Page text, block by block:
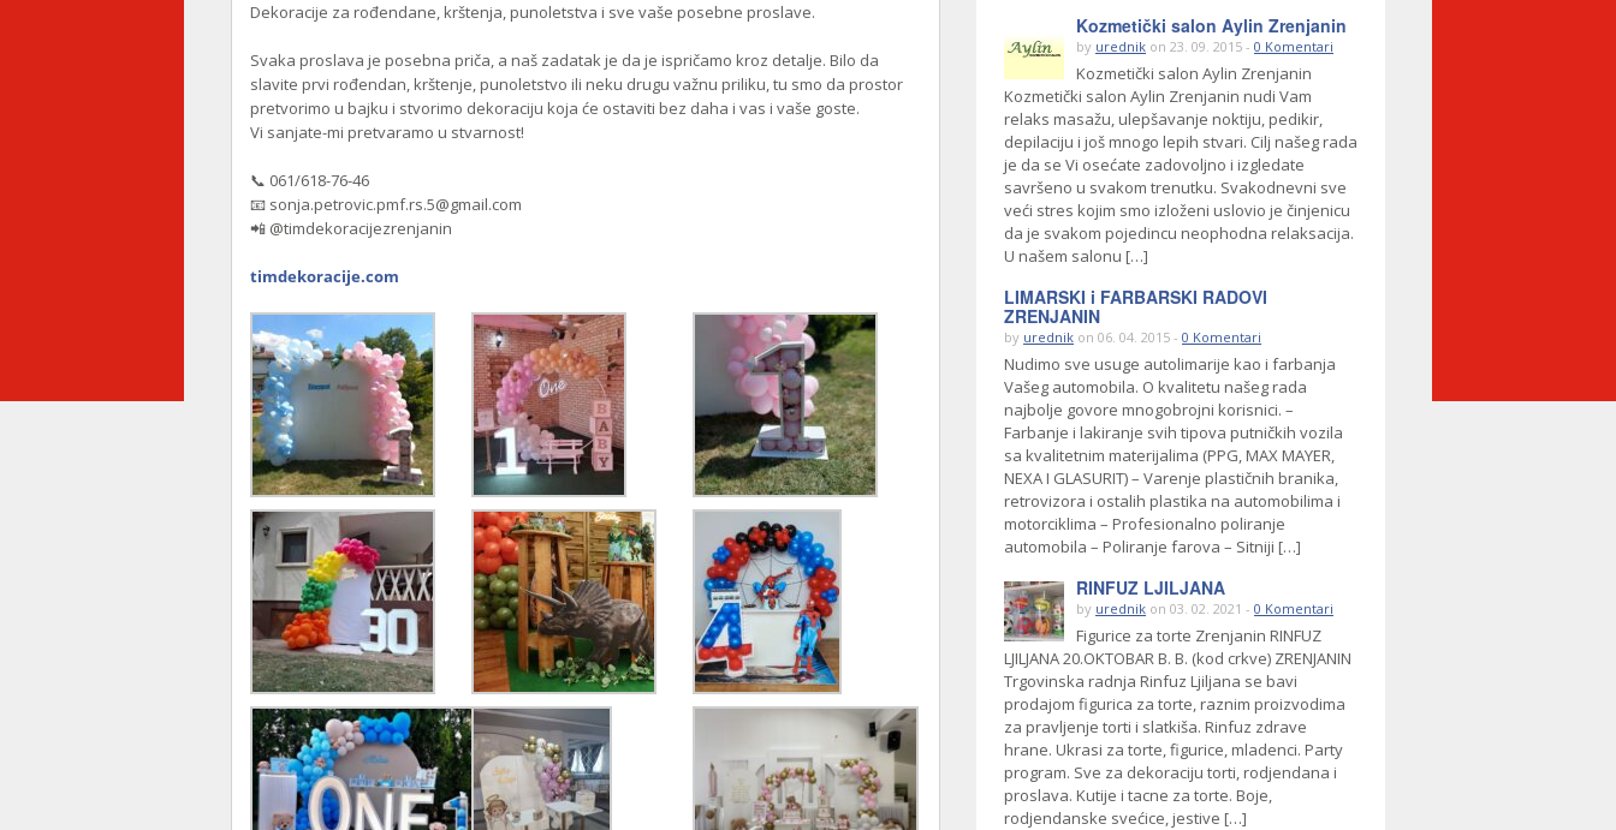
Dekoracije za rođendane, krštenja, punoletstva i sve vaše posebne proslave.
Svaka proslava je posebna priča, a naš zadatak je da je ispričamo kroz detalje. Bilo da
slavite prvi rođendan, krštenje, punoletstvo ili neku drugu važnu priliku, tu smo da prostor
pretvorimo u bajku i stvorimo dekoraciju koja će ostaviti bez daha i vas i vaše goste.
Vi sanjate-mi pretvaramo u stvarnost!
📞 061/618-76-46
📧 sonja.petrovic.pmf.rs.5@gmail.com
📲 @timdekoracijezrenjanin
timdekoracije.com
Kozmetički salon Aylin Zrenjanin
by urednik on 23. 09. 2015 - 0 Komentari
Kozmetički salon Aylin Zrenjanin
Kozmetički salon Aylin Zrenjanin nudi Vam
relaks masažu, ulepšavanje noktiju, pedikir,
depilaciju i još mnogo lepih stvari. Cilj našeg rada
je da se Vi osećate zadovoljno i izgledate
savršeno u svakom trenutku. Svakodnevni sve
veći stres kojim smo izloženi uslovio je činjenicu
da je svakom pojedincu neophodna relaksacija.
U našem salonu […]
LIMARSKI i FARBARSKI RADOVI
ZRENJANIN
by urednik on 06. 04. 2015 - 0 Komentari
Nudimo sve usuge autolimarije kao i farbanja
Vašeg automobila. O kvalitetu našeg rada
najbolje govore mnogobrojni korisnici. –
Farbanje i lakiranje svih tipova putničkih vozila
sa kvalitetnim materijalima (PPG, MAX MAYER,
NEXA I GLASURIT) – Varenje plastičnih branika,
retrovizora i ostalih plastika na automobilima i
motorciklima – Profesionalno poliranje
automobila – Poliranje farova – Sitniji […]
RINFUZ LJILJANA
by urednik on 03. 02. 2021 - 0 Komentari
Figurice za torte Zrenjanin RINFUZ
LJILJANA 20.OKTOBAR B. B. (kod crkve) ZRENJANIN
Trgovinska radnja Rinfuz Ljiljana se bavi
prodajom figurica za torte, raznim proizvodima
za pravljenje torti i slatkiša. Rinfuz zdrave
hrane. Ukrasi za torte, figurice, mladenci. Party
program. Sve za dekoraciju torti, rodjendana i
proslava. Kutije i tacne za torte. Boje,
rodjendanske svećice, jestive […]